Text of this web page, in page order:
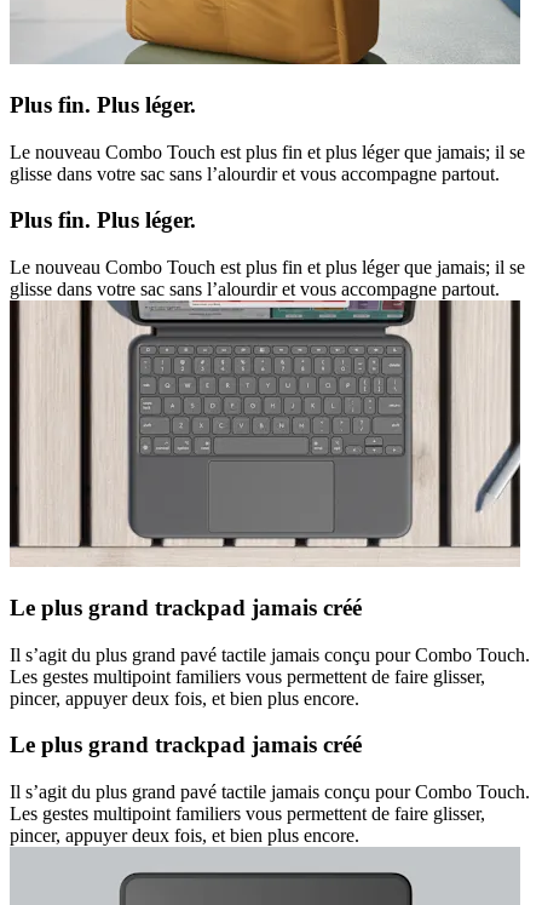
Plus fin. Plus léger.
Le nouveau Combo Touch est plus fin et plus léger que jamais; il se
glisse dans votre sac sans l’alourdir et vous accompagne partout.
Plus fin. Plus léger.
Le nouveau Combo Touch est plus fin et plus léger que jamais; il se
glisse dans votre sac sans l’alourdir et vous accompagne partout.
Le plus grand trackpad jamais créé
Il s’agit du plus grand pavé tactile jamais conçu pour Combo Touch.
Les gestes multipoint familiers vous permettent de faire glisser,
pincer, appuyer deux fois, et bien plus encore.
Le plus grand trackpad jamais créé
Il s’agit du plus grand pavé tactile jamais conçu pour Combo Touch.
Les gestes multipoint familiers vous permettent de faire glisser,
pincer, appuyer deux fois, et bien plus encore.